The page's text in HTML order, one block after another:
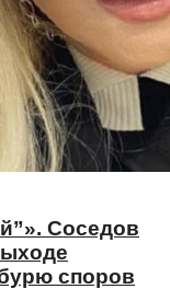
Соседов
споров